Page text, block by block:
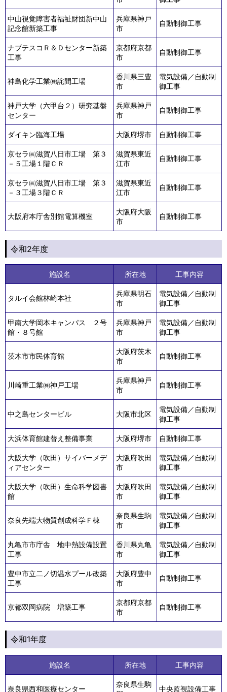
中山視覚障害者福祉財団新中山
記念館新築工事
兵庫県神戸
市
自動制御工事
ナブテスコＲ＆Ｄセンター新築
工事
京都府京都
市
自動制御工事
神島化学工業㈱詫間工場
香川県三豊
市
電気設備／自動制
御工事
神戸大学（六甲台２）研究基盤
センター
兵庫県神戸
市
自動制御工事
ダイキン臨海工場 大阪府堺市 自動制御工事
京セラ㈱滋賀八日市工場 第３
－５工場１階ＣＲ
滋賀県東近
江市
自動制御工事
京セラ㈱滋賀八日市工場 第３
－３工場３階ＣＲ
滋賀県東近
江市
自動制御工事
大阪府本庁舎別館電算機室
大阪府大阪
市
自動制御工事
令和2年度
施設名 所在地 工事内容
タルイ会館林崎本社
兵庫県明石
市
電気設備／自動制
御工事
甲南大学岡本キャンパス ２号
館・８号館
兵庫県神戸
市
電気設備／自動制
御工事
茨木市市民体育館
大阪府茨木
市
自動制御工事
川崎重工業㈱神戸工場
兵庫県神戸
市
自動制御工事
中之島センタービル 大阪市北区
電気設備／自動制
御工事
大浜体育館建替え整備事業 大阪府堺市 自動制御工事
大阪大学（吹田）サイバーメデ
ィアセンター
大阪府吹田
市
電気設備／自動制
御工事
大阪大学（吹田）生命科学図書
館
大阪府吹田
市
電気設備／自動制
御工事
奈良先端大物質創成科学Ｆ棟
奈良県生駒
市
電気設備／自動制
御工事
丸亀市市庁舎 地中熱設備設置
工事
香川県丸亀
市
電気設備／自動制
御工事
豊中市立二ノ切温水プール改築
工事
大阪府豊中
市
自動制御工事
京都双岡病院 増築工事
京都府京都
市
自動制御工事
令和1年度
施設名 所在地 工事内容
奈良県西和医療センター
奈良県生駒
中央監視設備工事